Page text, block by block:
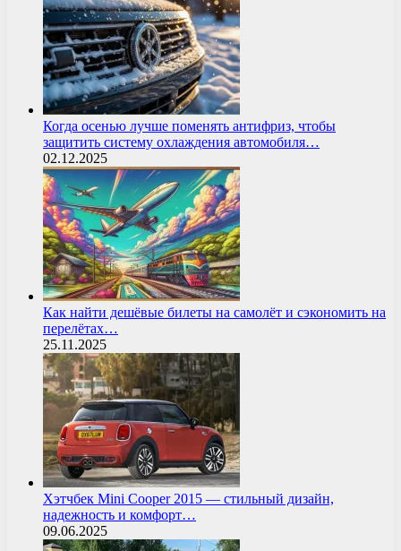
Когда осенью лучше поменять антифриз, чтобы
защитить систему охлаждения автомобиля…
02.12.2025
Как найти дешёвые билеты на самолёт и сэкономить на
перелётах…
25.11.2025
Хэтчбек Mini Cooper 2015 — стильный дизайн,
надежность и комфорт…
09.06.2025